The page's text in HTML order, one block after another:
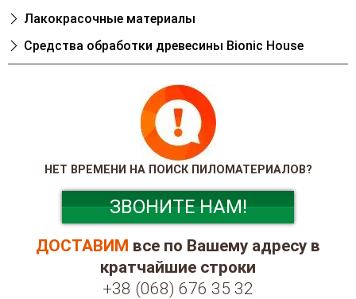
Лакокрасочные материалы
Cредства обработки древесины Bionic House
НЕТ ВРЕМЕНИ НА ПОИСК ПИЛОМАТЕРИАЛОВ?
ЗВОНИТЕ НАМ!
ДОСТАВИМ все по Вашему адресу в
кратчайшие строки
+38 (068) 676 35 32